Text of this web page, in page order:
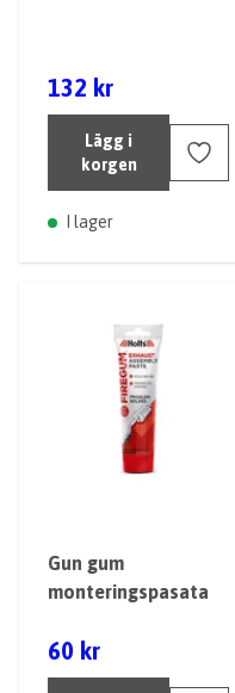
132 kr
Lägg i
korgen
I lager
Gun gum
monteringspasata
60 kr